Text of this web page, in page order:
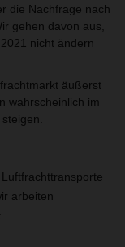
die Nachfrage nach
gehen davon aus,
nicht ändern
äußerst
wahrscheinlich im
arbeiten